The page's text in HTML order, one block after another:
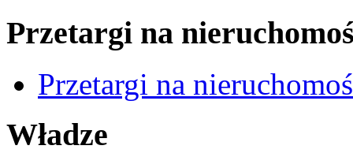
Przetargi na
Przetargi na
Władze